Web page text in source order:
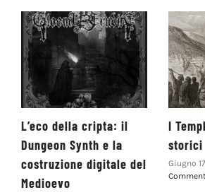
L’eco della cripta: il
Dungeon Synth e la
costruzione digitale del
Medioevo
I
storici
Giugno